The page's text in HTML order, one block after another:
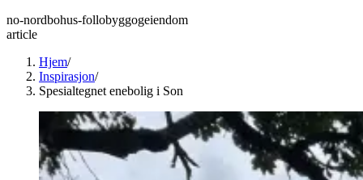
no-nordbohus-follobyggogeiendom
article
Hjem/
Inspirasjon/
Spesialtegnet enebolig i Son